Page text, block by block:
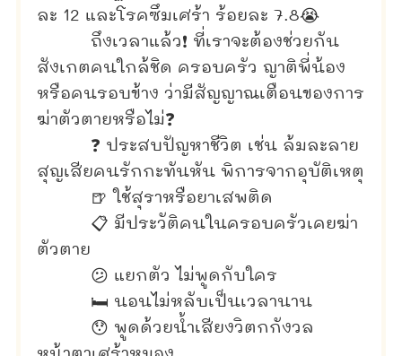
ละ 12 และโรคซึมเศร้า ร้อยละ 7.8😭
ถึงเวลาแล้ว❗ ที่เราจะต้องช่วยกัน
สังเกตคนใกล้ชิด ครอบครัว ญาติพี่น้อง
หรือคนรอบข้าง ว่ามีสัญญาณเตือนของการ
ฆ่าตัวตายหรือไม่❓
❓ ประสบปัญหาชีวิต เช่น ล้มละลาย
สุญเสียคนรักกะทันหัน พิการจากอุบัติเหตุ
🍺 ใช้สุราหรือยาเสพติด
📋 มีประวัติคนในครอบครัวเคยฆ่า
ตัวตาย
😕 แยกตัว ไม่พูดกับใคร
🛏 นอนไม่หลับเป็นเวลานาน
😯 พูดด้วยน้ำเสียงวิตกกังวล